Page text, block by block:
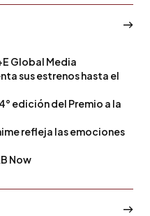
Global Media
sus estrenos hasta el
edición del Premio a la
refleja las emociones
Now